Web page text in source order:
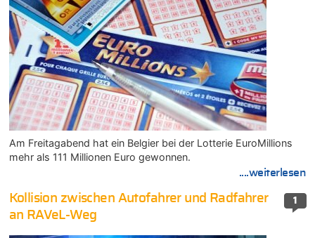
Am Freitagabend hat ein Belgier bei der Lotterie EuroMillions
mehr als 111 Millionen Euro gewonnen.
....weiterlesen
1
Kollision zwischen Autofahrer und Radfahrer
an RAVeL-Weg